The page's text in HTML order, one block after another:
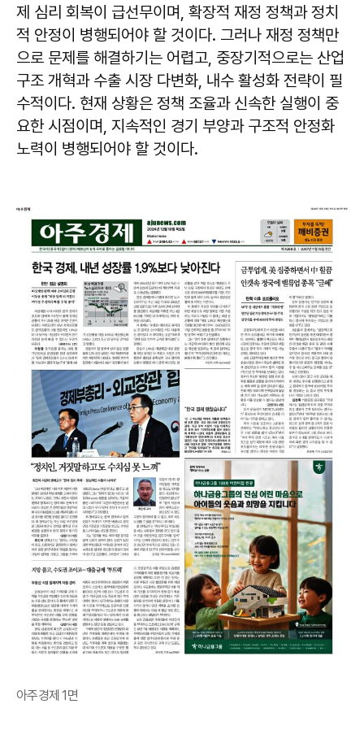
제 심리 회복이 급선무이며, 확장적 재정 정책과 정치
적 안정이 병행되어야 할 것이다. 그러나 재정 정책만
으로 문제를 해결하기는 어렵고, 중장기적으로는 산업
구조 개혁과 수출 시장 다변화, 내수 활성화 전략이 필
수적이다. 현재 상황은 정책 조율과 신속한 실행이 중
요한 시점이며, 지속적인 경기 부양과 구조적 안정화
노력이 병행되어야 할 것이다.
아주경제 1면